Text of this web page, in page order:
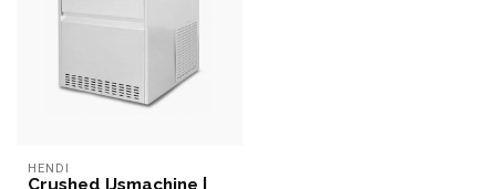
HENDI
Crushed IJsmachine |